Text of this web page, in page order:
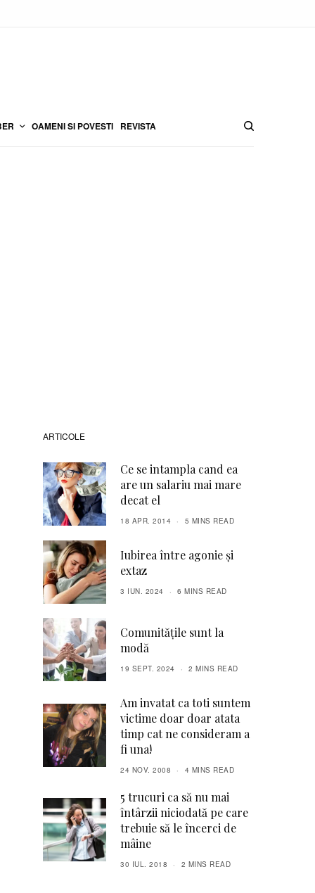
OAMENI SI POVESTI REVISTA
ARTICOLE
Ce se intampla cand ea
are un salariu mai mare
decat el
18 APR. 2014 5 MINS READ
Iubirea între agonie și
extaz
3 IUN. 2024 6 MINS READ
Comunitățile sunt la
modă
19 SEPT. 2024 2 MINS READ
Am invatat ca toti suntem
victime doar doar atata
timp cat ne consideram a
fi una!
24 NOV. 2008 4 MINS READ
5 trucuri ca să nu mai
întârzii niciodată pe care
trebuie să le încerci de
mâine
30 IUL. 2018 2 MINS READ